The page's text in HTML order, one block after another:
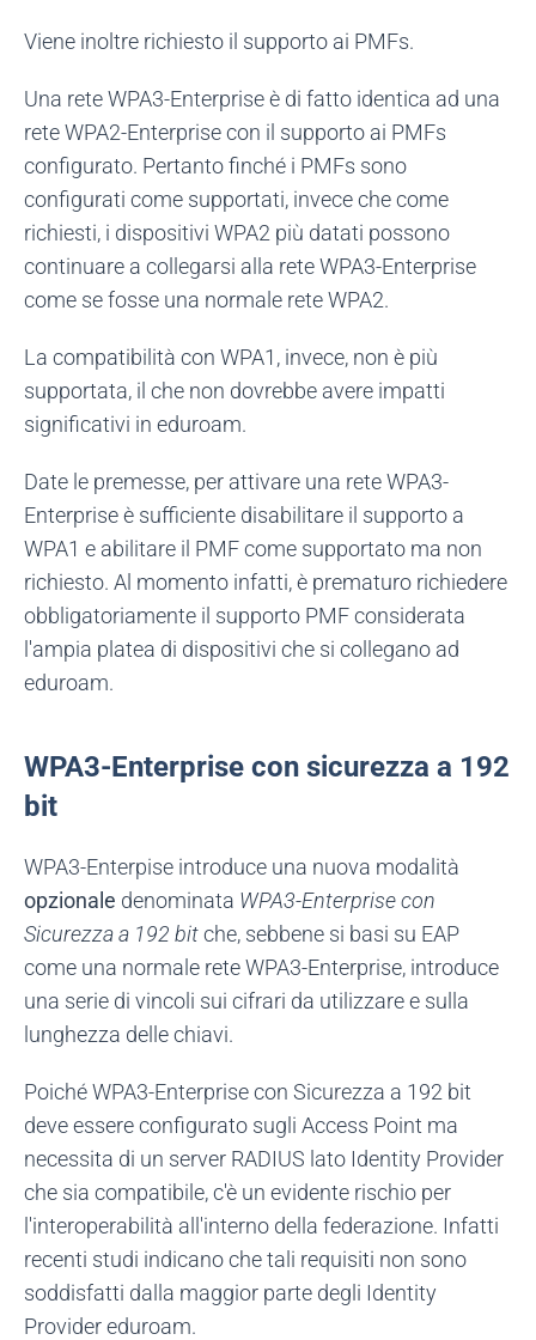
Viene inoltre richiesto il supporto ai PMFs.
Una rete WPA3-Enterprise è di fatto identica ad una
rete WPA2-Enterprise con il supporto ai PMFs
configurato. Pertanto finché i PMFs sono
configurati come supportati, invece che come
richiesti, i dispositivi WPA2 più datati possono
continuare a collegarsi alla rete WPA3-Enterprise
come se fosse una normale rete WPA2.
La compatibilità con WPA1, invece, non è più
supportata, il che non dovrebbe avere impatti
significativi in eduroam.
Date le premesse, per attivare una rete WPA3-
Enterprise è sufficiente disabilitare il supporto a
WPA1 e abilitare il PMF come supportato ma non
richiesto. Al momento infatti, è prematuro richiedere
obbligatoriamente il supporto PMF considerata
l'ampia platea di dispositivi che si collegano ad
eduroam.
WPA3-Enterprise con sicurezza a 192
bit
WPA3-Enterpise introduce una nuova modalità
opzionale denominata WPA3-Enterprise con
Sicurezza a 192 bitche, sebbene si basi su EAP
come una normale rete WPA3-Enterprise, introduce
una serie di vincoli sui cifrari da utilizzare e sulla
lunghezza delle chiavi.
Poiché WPA3-Enterprise con Sicurezza a 192 bit
deve essere configurato sugli Access Point ma
necessita di un server RADIUS lato Identity Provider
che sia compatibile, c'è un evidente rischio per
l'interoperabilità all'interno della federazione. Infatti
recenti studi indicano che tali requisiti non sono
soddisfatti dalla maggior parte degli Identity
Provider eduroam.